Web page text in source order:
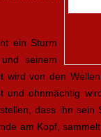
ein Sturm
seinem
wird von den
und ohnmächtig
dass ihn sein
am Kopf,